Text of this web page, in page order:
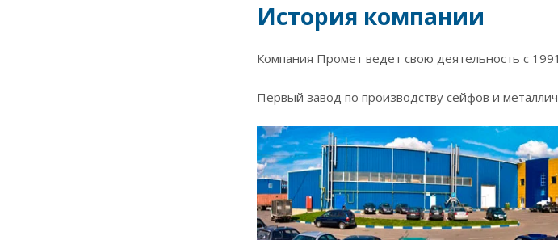
История компании
Компания Промет ведет свою деятельность с
Первый завод по производству сейфов и